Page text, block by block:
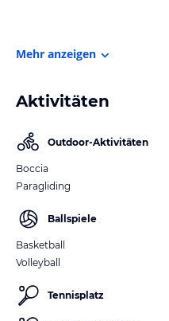
Mehr anzeigen
Aktivitäten
Outdoor-Aktivitäten
Boccia
Paragliding
Ballspiele
Basketball
Volleyball
Tennisplatz